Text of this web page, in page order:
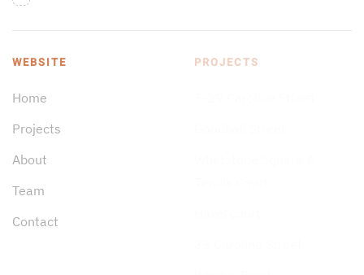
WEBSITE
Home
Projects
About
Team
Contact
PROJECTS